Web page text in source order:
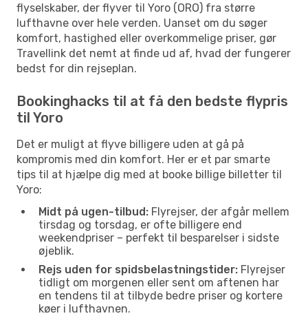
flyselskaber, der flyver til Yoro (ORO) fra større
lufthavne over hele verden. Uanset om du søger
komfort, hastighed eller overkommelige priser, gør
Travellink det nemt at finde ud af, hvad der fungerer
bedst for din rejseplan.
Bookinghacks til at få den bedste flypris
til Yoro
Det er muligt at flyve billigere uden at gå på
kompromis med din komfort. Her er et par smarte
tips til at hjælpe dig med at booke billige billetter til
Yoro:
Midt på ugen-tilbud: Flyrejser, der afgår mellem
tirsdag og torsdag, er ofte billigere end
weekendpriser – perfekt til besparelser i sidste
øjeblik.
Rejs uden for spidsbelastningstider: Flyrejser
tidligt om morgenen eller sent om aftenen har
en tendens til at tilbyde bedre priser og kortere
køer i lufthavnen.